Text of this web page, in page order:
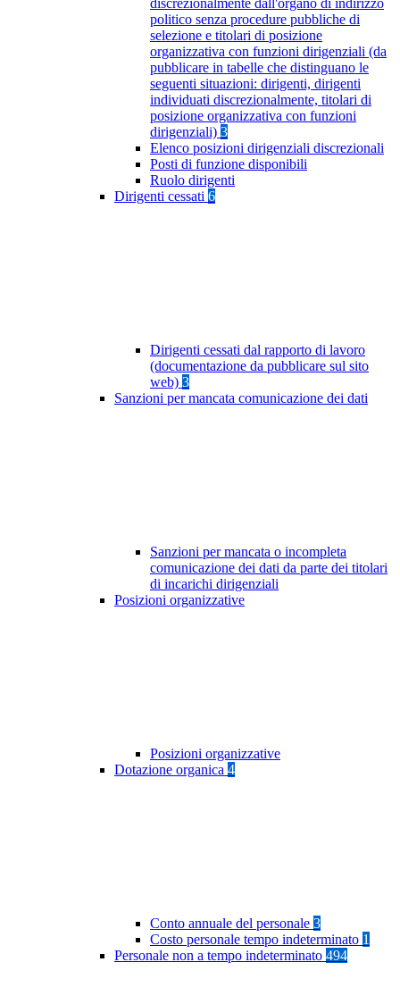
discrezionalmente dall'organo di indirizzo
politico senza procedure pubbliche di
selezione e titolari di posizione
organizzativa con funzioni dirigenziali (da
pubblicare in tabelle che distinguano le
seguenti situazioni: dirigenti, dirigenti
individuati discrezionalmente, titolari di
posizione organizzativa con funzioni
dirigenziali) 3
Elenco posizioni dirigenziali discrezionali
Posti di funzione disponibili
Ruolo dirigenti
Dirigenti cessati 6
Dirigenti cessati dal rapporto di lavoro
(documentazione da pubblicare sul sito
web) 3
Sanzioni per mancata comunicazione dei dati
Sanzioni per mancata o incompleta
comunicazione dei dati da parte dei titolari
di incarichi dirigenziali
Posizioni organizzative
Posizioni organizzative
Dotazione organica 4
Conto annuale del personale 3
Costo personale tempo indeterminato 1
Personale non a tempo indeterminato 494